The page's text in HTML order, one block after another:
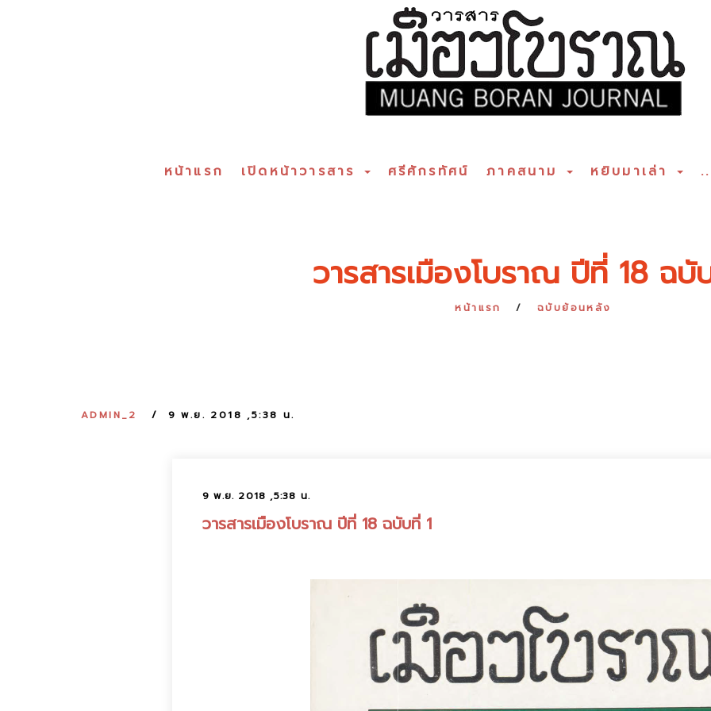
หน้าแรก เปิดหน้าวารสาร ศรีศักรทัศน์ ภาคสนาม หยิบมาเล่า
วารสารเมืองโบราณ ปีที่ 18 ฉบั
หน้าแรก ฉบับย้อนหลัง
ADMIN_2 9 พ.ย. 2018 ,5:38 น.
9 พ.ย. 2018 ,5:38 น.
วารสารเมืองโบราณ ปีที่ 18 ฉบับที่ 1